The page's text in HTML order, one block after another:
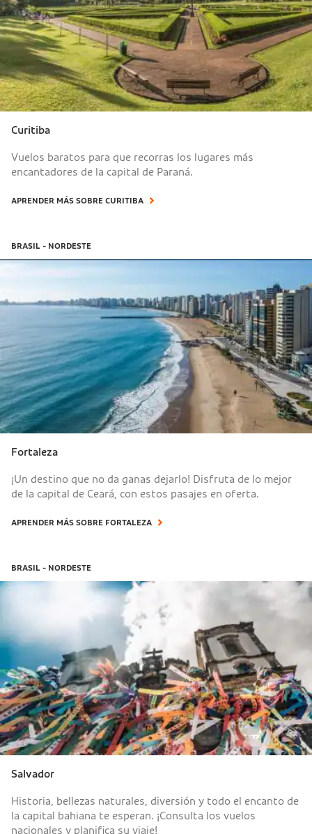
Curitiba
Vuelos baratos para que recorras los lugares más
encantadores de la capital de Paraná.
APRENDER MÁS SOBRE CURITIBA
BRASIL - NORDESTE
Fortaleza
¡Un destino que no da ganas dejarlo! Disfruta de lo mejor
de la capital de Ceará, con estos pasajes en oferta.
APRENDER MÁS SOBRE FORTALEZA
BRASIL - NORDESTE
Salvador
Historia, bellezas naturales, diversión y todo el encanto de
la capital bahiana te esperan. ¡Consulta los vuelos
nacionales y planifica su viaje!